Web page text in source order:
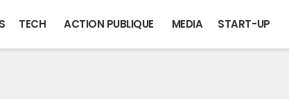
TECH ACTION PUBLIQUE MEDIA START-UP